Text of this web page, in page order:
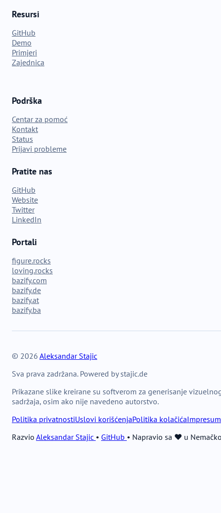
Resursi
GitHub
Demo
Primjeri
Zajednica
Podrška
Centar za pomoć
Kontakt
Status
Prijavi probleme
Pratite nas
GitHub
Website
Twitter
LinkedIn
Portali
figure.rocks
loving.rocks
bazify.com
bazify.de
bazify.at
bazify.ba
© 2026 Aleksandar Stajic
Sva prava zadržana. Powered by stajic.de
Prikazane slike kreirane su softverom za generisanje
sadržaja, osim ako nije navedeno autorstvo.
Politika privatnostiUslovi korišćenjaPolitika kolačićaImpresum
Razvio Aleksandar Stajic • GitHub • Napravio sa ❤️ u